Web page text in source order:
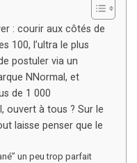
: courir aux côtés de
100, l’ultra le plus
postuler via un
NNormal, et
de 1 000
ouvert à tous ? Sur le
laisse penser que le
un peu trop parfait